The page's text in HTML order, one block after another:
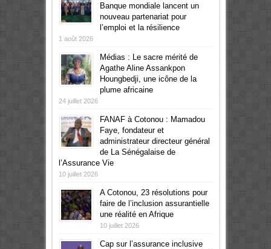
Banque mondiale lancent un
nouveau partenariat pour
l’emploi et la résilience
1 août 2026
Médias : Le sacre mérité de
Agathe Aline Assankpon
Houngbedji, une icône de la
plume africaine
24 juillet 2026
FANAF à Cotonou : Mamadou
Faye, fondateur et
administrateur directeur général
de La Sénégalaise de
l’Assurance Vie
10 juillet 2026
A Cotonou, 23 résolutions pour
faire de l’inclusion assurantielle
une réalité en Afrique
10 juillet 2026
Cap sur l’assurance inclusive